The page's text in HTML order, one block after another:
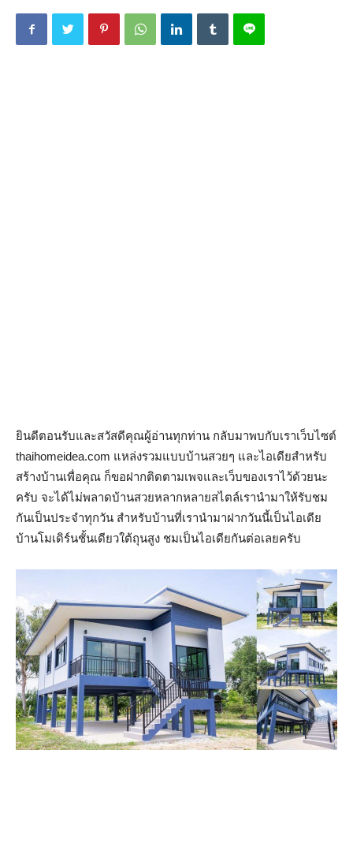
ยินดีตอนรับและสวัสดีคุณผู้อ่านทุกท่าน กลับมาพบกับเราเว็บไซต์
thaihomeidea.com แหล่งรวมแบบบ้านสวยๆ และไอเดียสำหรับ
สร้างบ้านเพื่อคุณ ก็ขอฝากติดตามเพจและเว็บของเราไว้ด้วยนะ
ครับ จะได้ไม่พลาดบ้านสวยหลากหลายสไตล์เรานำมาให้รับชม
กันเป็นประจำทุกวัน สำหรับบ้านที่เรานำมาฝากวันนี้เป็นไอเดีย
บ้านโมเดิร์นชั้นเดียวใต้ถุนสูง ชมเป็นไอเดียกันต่อเลยครับ